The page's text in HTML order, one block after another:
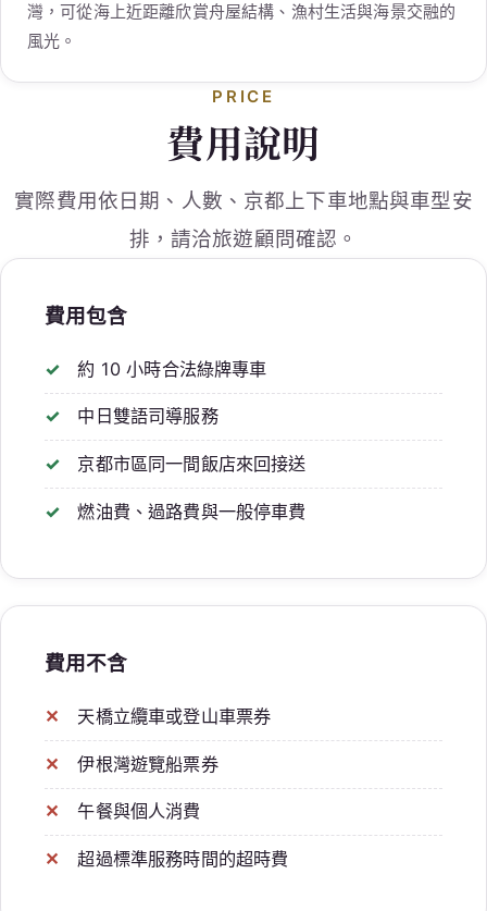
灣，可從海上近距離欣賞舟屋結構、漁村生活與海景交融的
風光。
PRICE
費用說明
實際費用依日期、人數、京都上下車地點與車型安
排，請洽旅遊顧問確認。
費用包含
約 10 小時合法綠牌專車
中日雙語司導服務
京都市區同一間飯店來回接送
燃油費、過路費與一般停車費
費用不含
天橋立纜車或登山車票券
伊根灣遊覽船票券
午餐與個人消費
超過標準服務時間的超時費